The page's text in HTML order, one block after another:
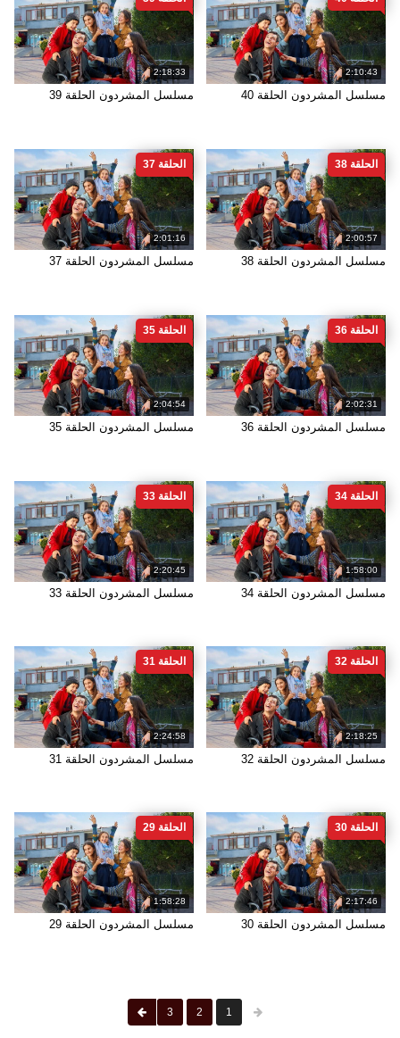
2:10:43
مسلسل المشردون الحلقة 40
2:18:33
مسلسل المشردون الحلقة 39
2:00:57
الحلقة 38
مسلسل المشردون الحلقة 38
2:01:16
الحلقة 37
مسلسل المشردون الحلقة 37
2:02:31
الحلقة 36
مسلسل المشردون الحلقة 36
2:04:54
الحلقة 35
مسلسل المشردون الحلقة 35
1:58:00
الحلقة 34
مسلسل المشردون الحلقة 34
2:20:45
الحلقة 33
مسلسل المشردون الحلقة 33
2:18:25
الحلقة 32
مسلسل المشردون الحلقة 32
2:24:58
الحلقة 31
مسلسل المشردون الحلقة 31
2:17:46
الحلقة 30
مسلسل المشردون الحلقة 30
1:58:28
الحلقة 29
مسلسل المشردون الحلقة 29
1
2
3